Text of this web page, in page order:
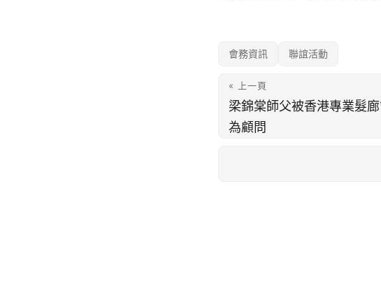
會務資訊 聯誼活動
« 上一頁
梁錦棠師父被香港專業髮
為顧問